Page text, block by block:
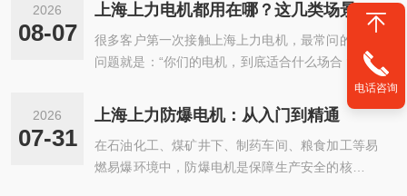
2026
08-07
上海上力电机都用在哪？这几类场景是它的“拿手好戏”
很多客户第一次接触上海上力电机，最常问的一个
问题就是：“你们的电机，到底适合什么场合？”简·
2026
07-31
上海上力防爆电机：从入门到精通
在石油化工、煤矿井下、制药车间、粮食加工等易
燃易爆环境中，防爆电机是保障生产安全的核心设
电话咨询